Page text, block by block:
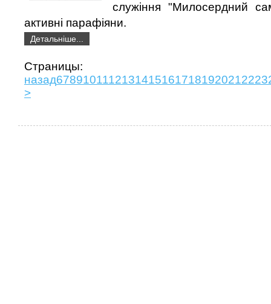
служіння "Милосердний
активні парафіяни.
Детальніше...
назад67891011121314151617181920212223
>